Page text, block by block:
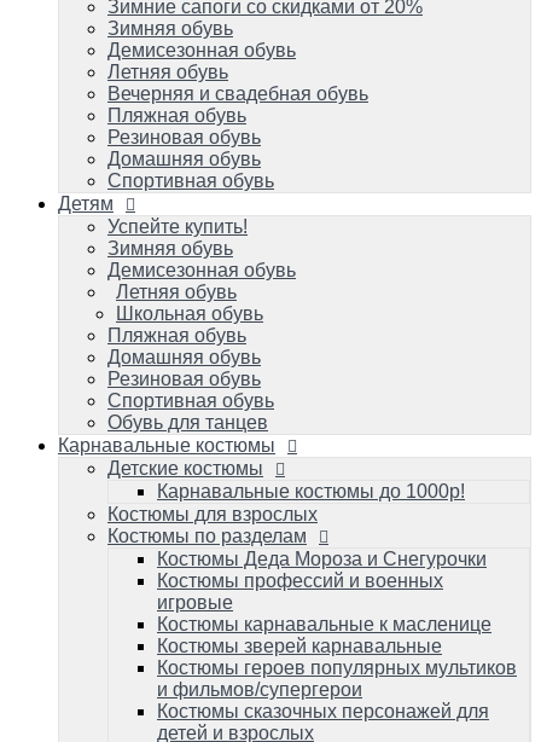
Зимняя обувь
Демисезонная обувь
Летняя обувь
Школьная обувь
Пляжная обувь
Домашняя обувь
Резиновая обувь
Спортивная обувь
Обувь для танцев
Карнавальные костюмы
Детские костюмы
Карнавальные костюмы до 1000р!
Костюмы для взрослых
Костюмы по разделам
Костюмы Деда Мороза и Снегурочки
Костюмы профессий и военных игровые
Костюмы карнавальные к масленице
Костюмы зверей карнавальные
Костюмы героев популярных мультиков
и фильмов/супергерои
Костюмы сказочных персонажей для
детей и взрослых
Исторические и народные костюмы
Костюм королевы и короля
Костюмы на малышей до 1 года
Костюмы овощей/фруктов: Во саду ли, в
огороде
Костюмы пиратов и пираток
Ретро костюмы и аксессуары
Костюмы на Хэллоуин
Таблица соответствия размер/рост
Аксессуары для карнавала
Аксессуары
Оружие
Зимние сапоги со скидками от 20%
Зимняя обувь
Демисезонная обувь
Летняя обувь
Вечерняя и свадебная обувь
Пляжная обувь
Резиновая обувь
Домашняя обувь
Спортивная обувь
Детям
Успейте купить!
Зимняя обувь
Демисезонная обувь
Летняя обувь
Школьная обувь
Пляжная обувь
Домашняя обувь
Резиновая обувь
Спортивная обувь
Обувь для танцев
Карнавальные костюмы
Детские костюмы
Карнавальные костюмы до 1000р!
Костюмы для взрослых
Костюмы по разделам
Костюмы Деда Мороза и Снегурочки
Костюмы профессий и военных
игровые
Костюмы карнавальные к масленице
Костюмы зверей карнавальные
Костюмы героев популярных мультиков
и фильмов/супергерои
Костюмы сказочных персонажей для
детей и взрослых